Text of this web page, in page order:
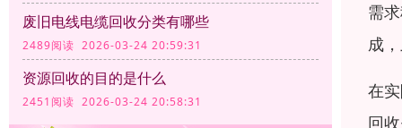
废旧电线电缆回收分类有哪些
2489阅读 2026-03-24 20:59:31
资源回收的目的是什么
2451阅读 2026-03-24 20:58:31
需
成
在
回